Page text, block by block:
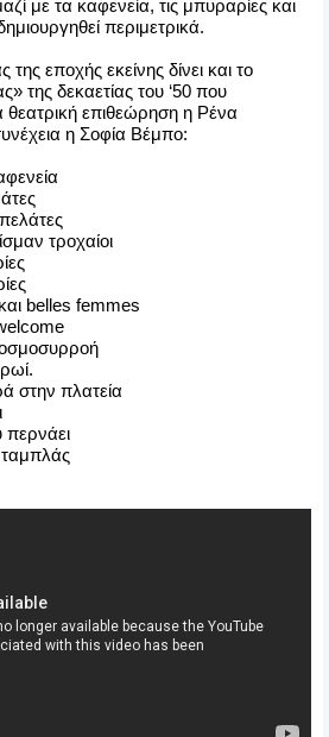
με τα καφενεία, τις μπυραρίες και
περιμετρικά.
εποχής εκείνης δίνει και το
της δεκαετίας του ‘50 που
επιθεώρηση η Ρένα
η Σοφία Βέμπο:
τροχαίοι
belles femmes
στην πλατεία
ταμπλάς